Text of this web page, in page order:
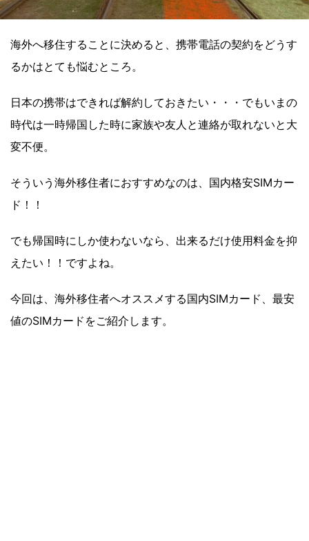
海外へ移住することに決めると、携帯電話の契約をどうす
るかはとても悩むところ。
日本の携帯はできれば解約しておきたい・・・でもいまの
時代は一時帰国した時に家族や友人と連絡が取れないと大
変不便。
そういう海外移住者におすすめなのは、国内格安SIMカー
ド！！
でも帰国時にしか使わないなら、出来るだけ使用料金を抑
えたい！！ですよね。
今回は、海外移住者へオススメする国内SIMカード、最安
値のSIMカードをご紹介します。